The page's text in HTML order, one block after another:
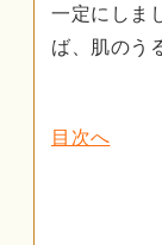
一定にしま
ば、肌のう
目次へ